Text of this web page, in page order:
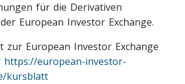
für die Derivativen
European Investor Exchange.
zur European Investor Exchange
https://european-investor-
kursblatt